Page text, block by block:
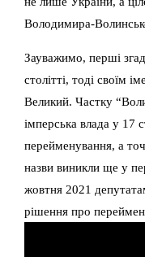
Володимира-
Зауважимо, перші
столітті, тоді своїм
Великий. Частку
імперська влада у 17
перейменування, а
назви виникли ще у
жовтня 2021
рішення про